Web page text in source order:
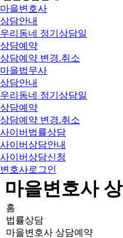
마을변호사
상담안내
우리동네 정기상담일
상담예약
상담예약 변경.취소
마을법무사
상담안내
우리동네 정기상담일
상담예약
상담예약 변경.취소
사이버법률상담
사이버상담안내
사이버상담신청
변호사로그인
마을변호사
홈
법률상담
마을변호사 상담예약